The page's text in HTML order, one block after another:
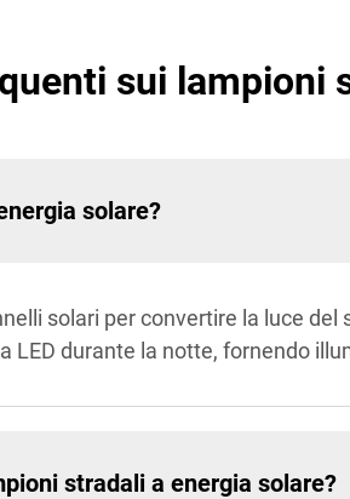
sui lampioni
solare?
solari per convertire la luce
LED durante la notte, fornendo
stradali a energia solare?